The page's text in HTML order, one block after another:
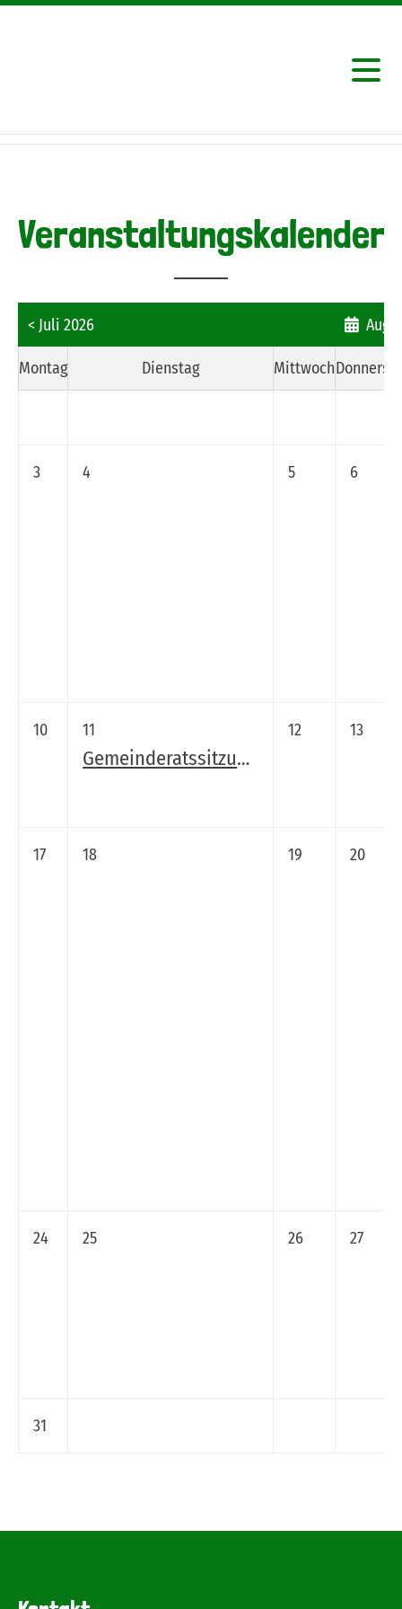
Veranstaltungskalender
< Juli 2026
Montag Dienstag Mittwoch
3 4 5 6
10 11
Gemeinderatssitzung
12 13
17 18 19 20
24 25 26 27
31